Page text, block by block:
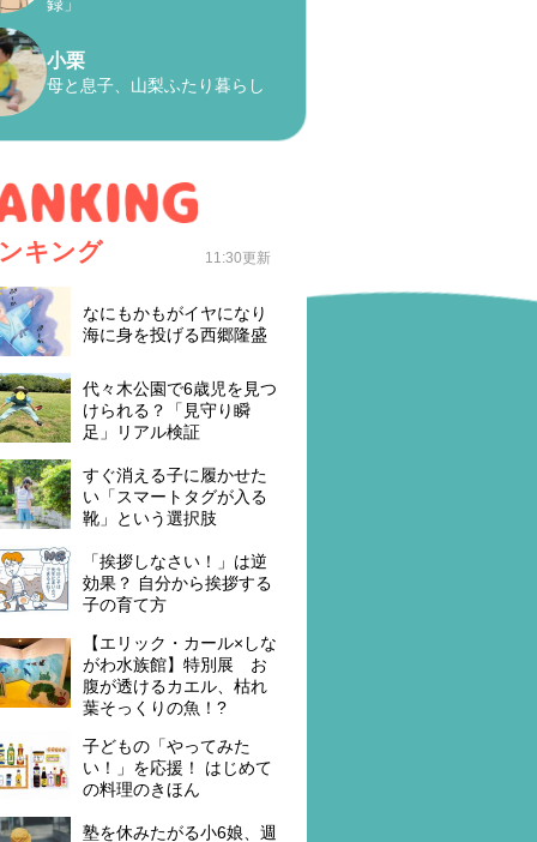
録」
小栗
母と息子、山梨ふたり暮らし
キング 11:30更新
なにもかもがイヤになり
海に身を投げる西郷隆盛
代々木公園で6歳児を見つ
けられる？「見守り瞬
足」リアル検証
すぐ消える子に履かせた
い「スマートタグが入る
靴」という選択肢
「挨拶しなさい！」は逆
効果？ 自分から挨拶する
子の育て方
【エリック・カール×しな
がわ水族館】特別展 お
腹が透けるカエル、枯れ
葉そっくりの魚！?
子どもの「やってみた
い！」を応援！ はじめて
の料理のきほん
塾を休みたがる小6娘、週